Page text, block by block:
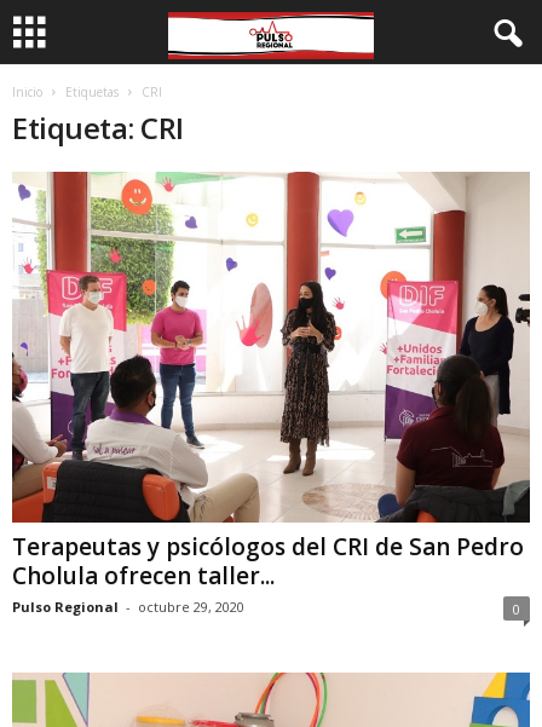
Inicio Etiquetas CRI
Etiqueta: CRI
Terapeutas y psicólogos del CRI de San Pedro
Cholula ofrecen taller...
Pulso Regional - octubre 29, 2020 0